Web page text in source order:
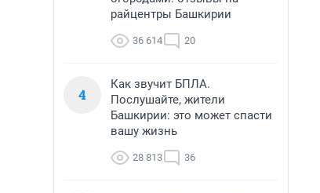
райцентры Башкирии
36 614 20
4
Как звучит БПЛА.
Послушайте, жители
Башкирии: это может спасти
вашу жизнь
28 813 36